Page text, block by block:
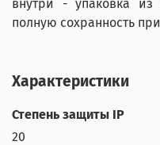
внутри - упаковка из
полную сохранность
Характеристики
Степень защиты IP
20